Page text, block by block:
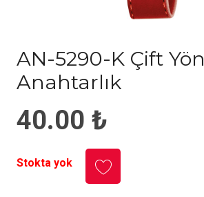
AN-5290-K Çift Yön
Anahtarlık
40.00 ₺
Stokta yok